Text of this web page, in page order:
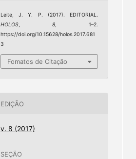
Leite, J. Y. P. (2017). EDITORIAL.
HOLOS
8 , 1–2.
https://doi.org/10.15628/holos.2017.681
3
Fomatos de Citação
EDIÇÃO
v. 8 (2017)
SEÇÃO